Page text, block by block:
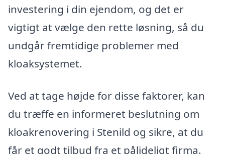
investering i din ejendom, og det er
vigtigt at vælge den rette løsning, så du
undgår fremtidige problemer med
kloaksystemet.
Ved at tage højde for disse faktorer, kan
du træffe en informeret beslutning om
kloakrenovering i Stenild og sikre, at du
får et godt tilbud fra et pålideligt firma.